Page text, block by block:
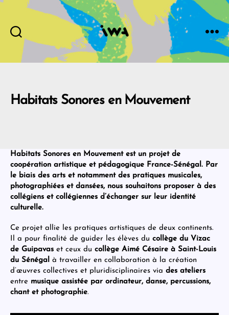
IWA
Habitats Sonores en Mouvement
Habitats Sonores en Mouvement est un projet de
coopération artistique et pédagogique France-Sénégal. Par
le biais des arts et notamment des pratiques musicales,
photographiées et dansées, nous souhaitons proposer à des
collégiens et collégiennes d’échanger sur leur identité
culturelle.
Ce projet allie les pratiques artistiques de deux continents.
Il a pour finalité de guider les élèves du collège du Vizac
de Guipavas et ceux du collège Aimé Césaire à Saint-Louis
du Sénégal à travailler en collaboration à la création
d’œuvres collectives et pluridisciplinaires via des ateliers
entre musique assistée par ordinateur, danse, percussions,
chant et photographie.